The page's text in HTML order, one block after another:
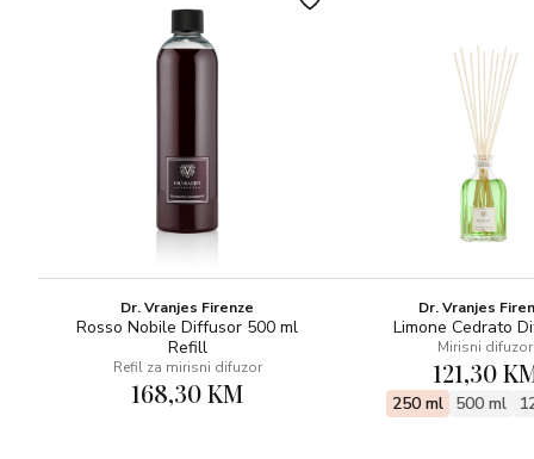
prima dragocjene, dinamizirajuće note crnog čaja.
GORNJE NOTE: BERGAMOT, BILJKA PELIN, PLAVA
BAZNE NOTE: CEDROVINA, MOŠUS, JANTAR, CRNI
OLFAKTIVNA OBITELJ: MIRNO CVJETNA
Parfumer: CRISTIAN CALABRÒ
Dr. Vranjes Firenze
Rosso Nobile Diffusor 500 ml
Refill
Refil za mirisni difuzor
168,30 KM
Dr. Vranjes
Limone Cedrato
Mirisni difuzor
121,30
250 ml 500 ml